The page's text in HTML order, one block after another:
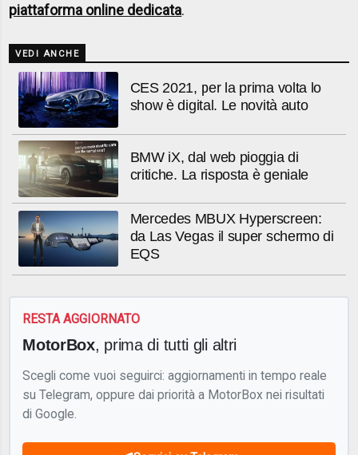
piattaforma online dedicata.
VEDI ANCHE
CES 2021, per la prima volta lo
show è digital. Le novità auto
BMW iX, dal web pioggia di
critiche. La risposta è geniale
Mercedes MBUX Hyperscreen:
da Las Vegas il super schermo di
EQS
RESTA AGGIORNATO
MotorBox, prima di tutti gli altri
Scegli come vuoi seguirci: aggiornamenti in tempo reale
su Telegram, oppure dai priorità a MotorBox nei risultati
di Google.